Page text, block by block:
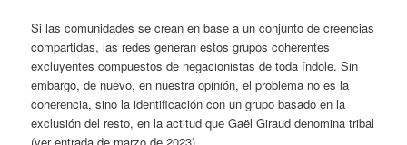
Si las comunidades se crean en base a un conjunto de creencias
compartidas, las redes generan estos grupos coherentes
excluyentes compuestos de negacionistas de toda índole. Sin
embargo, de nuevo, en nuestra opinión, el problema no es la
coherencia, sino la identificación con un grupo basado en la
exclusión del resto, en la actitud que Gaël Giraud denomina tribal